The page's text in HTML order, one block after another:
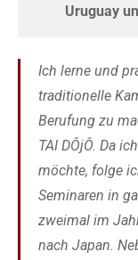
Uruguay
Ich lerne und
traditionelle
Berufung zu
TAI DÔjÔ. Da
möchte, folge
Seminaren in
zweimal im
nach Japan.